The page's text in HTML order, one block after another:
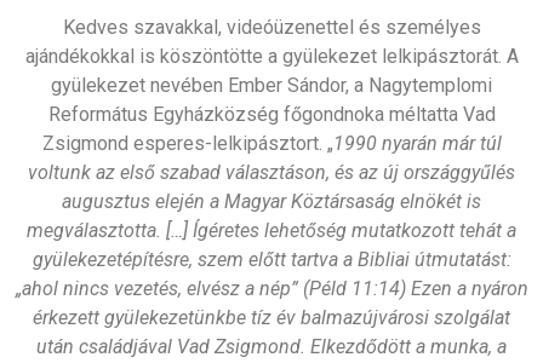
Kedves szavakkal, videóüzenettel és személyes
ajándékokkal is köszöntötte a gyülekezet lelkipásztorát. A
gyülekezet nevében Ember Sándor, a Nagytemplomi
Református Egyházközség főgondnoka méltatta Vad
Zsigmond esperes-lelkipásztort. „1990 nyarán már túl
voltunk az első szabad választáson, és az új országgyűlés
augusztus elején a Magyar Köztársaság elnökét is
megválasztotta. […] Ígéretes lehetőség mutatkozott tehát a
gyülekezetépítésre, szem előtt tartva a Bibliai útmutatást:
„ahol nincs vezetés, elvész a nép” (Péld 11:14) Ezen a nyáron
érkezett gyülekezetünkbe tíz év balmazújvárosi szolgálat
után családjával Vad Zsigmond. Elkezdődött a munka, a